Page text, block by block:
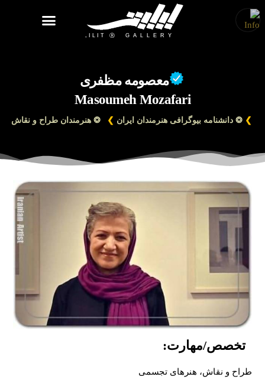
معصومه مظفری
Masoumeh Mozafari
❯ ❂ دانشنامه بیوگرافی هنرمندان ایران ❯ ❂ هنرمندان طراح و نقاش
تخصص/مهارت:
طراح و نقاش، هنرهای تجسمی